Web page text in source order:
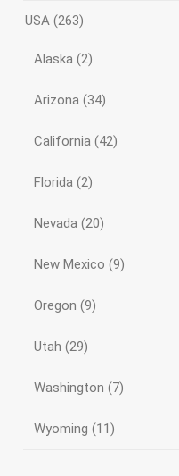
USA (263)
Alaska (2)
Arizona (34)
California (42)
Florida (2)
Nevada (20)
New Mexico (9)
Oregon (9)
Utah (29)
Washington (7)
Wyoming (11)